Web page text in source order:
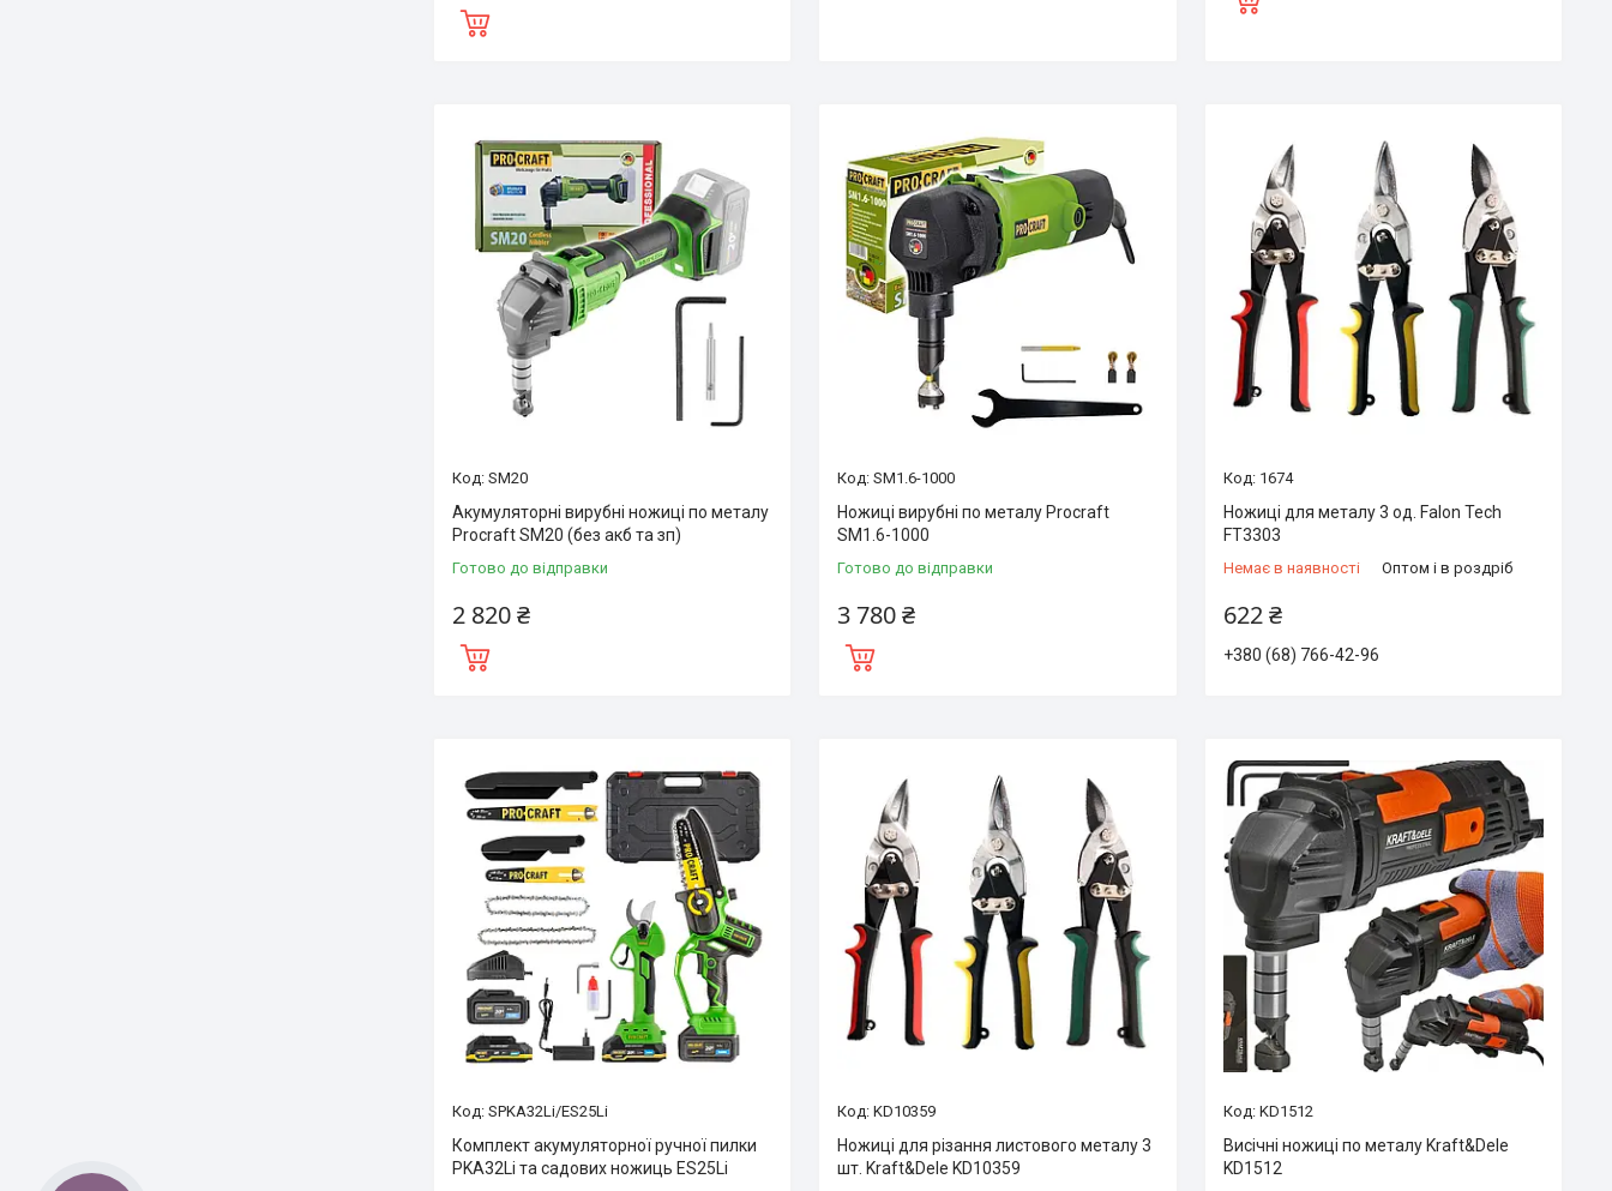
SM20
Акумуляторні вирубні ножиці по металу
Procraft SM20 (без акб та зп)
Готово до відправки
2 820 ₴
SM1.6-1000
Ножиці вирубні по металу Procraft
SM1.6-1000
Готово до відправки
3 780 ₴
1674
Ножиці для металу 3 од. Falon Tech
FT3303
Немає в наявності Оптом і в роздріб
622 ₴
+380 (68) 766-42-96
SPKA32Li/ES25Li
Комплект акумуляторної ручної пилки
PKA32Li та садових ножиць ES25Li
KD10359
Ножиці для різання листового металу 3
шт. Kraft&Dele KD10359
KD1512
Висічні ножиці по металу Kraft&Dele
KD1512